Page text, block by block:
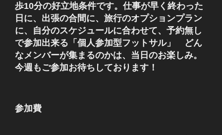
歩10分の好立地条件です。仕事が早く終わった
日に、出張の合間に、旅行のオプションプラン
に、自分のスケジュールに合わせて、予約無し
で参加出来る「個人参加型フットサル」 どん
なメンバーが集まるのかは、当日のお楽しみ。
今週もご参加お待ちしております！
参加費